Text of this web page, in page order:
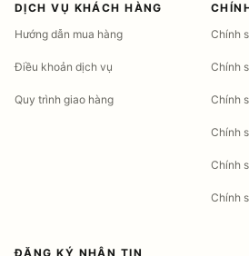
DỊCH VỤ KHÁCH HÀNG
Hướng dẫn mua hàng
Điều khoản dịch vụ
Quy trình giao hàng
Chính
Chính
Chính
Chính
Chính
Chính
ĐĂNG KÝ NHẬN TIN